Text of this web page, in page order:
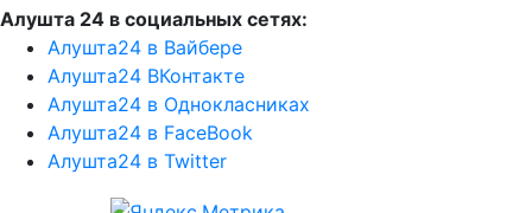
Алушта 24 в социальных сетях:
Алушта24 в Вайбере
Алушта24 ВКонтакте
Алушта24 в Однокласниках
Алушта24 в FaceBook
Алушта24 в Twitter